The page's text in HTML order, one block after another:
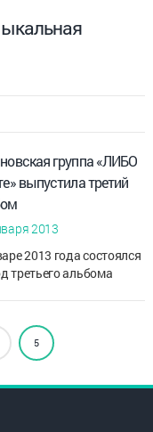
группа «ЛИБО
выпустила третий
2013
2013 года состоялся
третьего альбома
?льич Брежнев на
в Ялте»). Всего в нём
5